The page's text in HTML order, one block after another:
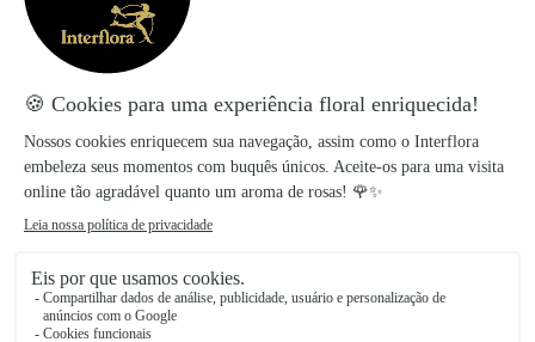
Criações únicas